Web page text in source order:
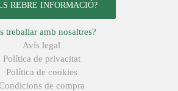
REBRE INFORMACIÓ?
treballar amb nosaltres?
Avís legal
Política de privacitat
Política de cookies
de compra